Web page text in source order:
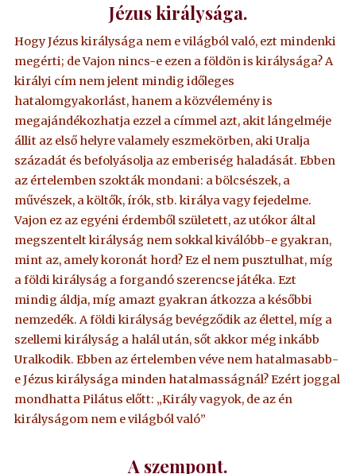
Jézus királysága.
Hogy Jézus királysága nem e világból való, ezt mindenki
megérti; de Vajon nincs-e ezen a földön is királysága? A
királyi cím nem jelent mindig időleges
hatalomgyakorlást, hanem a közvélemény is
megajándékozhatja ezzel a címmel azt, akit lángelméje
állit az első helyre valamely eszmekörben, aki Uralja
századát és befolyásolja az emberiség haladását. Ebben
az értelemben szokták mondani: a bölcsészek, a
művészek, a költők, írók, stb. királya vagy fejedelme.
Vajon ez az egyéni érdemből született, az utókor által
megszentelt királyság nem sokkal kiválóbb-e gyakran,
mint az, amely koronát hord? Ez el nem pusztulhat, míg
a földi királyság a forgandó szerencse játéka. Ezt
mindig áldja, míg amazt gyakran átkozza a későbbi
nemzedék. A földi királyság bevégződik az élettel, míg a
szellemi királyság a halál után, sőt akkor még inkább
Uralkodik. Ebben az értelemben véve nem hatalmasabb-
e Jézus királysága minden hatalmasságnál? Ezért joggal
mondhatta Pilátus előtt: „Király vagyok, de az én
királyságom nem e világból való”
A szempont.